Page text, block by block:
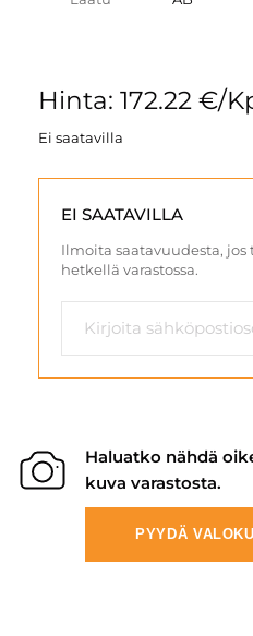
Hinta: 172.22 €/
Ei saatavilla
EI SAATAVILLA
Ilmoita saatavuudesta,
hetkellä varastossa.
Haluatko nähdä
kuva varastosta.
PYYDÄ